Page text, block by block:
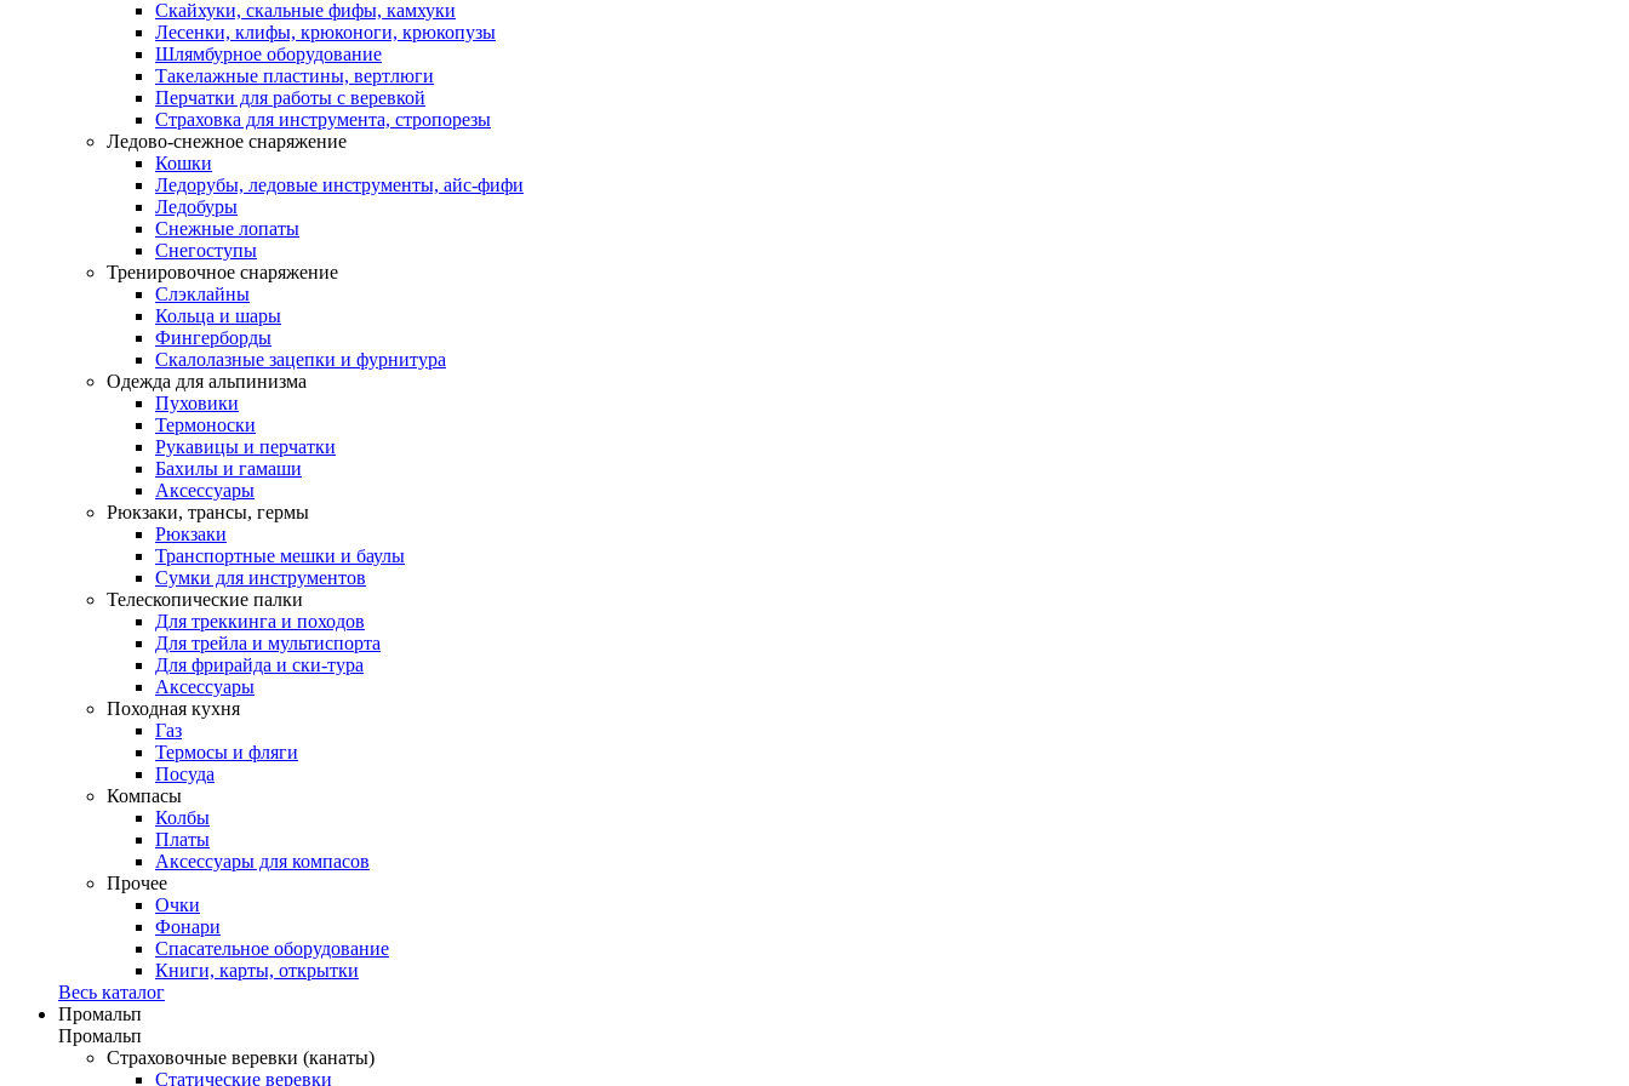
Скайхуки, скальные фифы, камхуки
Лесенки, клифы, крюконоги, крюкопузы
Шлямбурное оборудование
Такелажные пластины, вертлюги
Перчатки для работы с веревкой
Страховка для инструмента, стропорезы
Ледово-снежное снаряжение
Кошки
Ледорубы, ледовые инструменты, айс-фифи
Ледобуры
Снежные лопаты
Снегоступы
Тренировочное снаряжение
Слэклайны
Кольца и шары
Фингерборды
Скалолазные зацепки и фурнитура
Одежда для альпинизма
Пуховики
Термоноски
Рукавицы и перчатки
Бахилы и гамаши
Аксессуары
Рюкзаки, трансы, гермы
Рюкзаки
Транспортные мешки и баулы
Сумки для инструментов
Телескопические палки
Для треккинга и походов
Для трейла и мультиспорта
Для фрирайда и ски-тура
Аксессуары
Походная кухня
Газ
Термосы и фляги
Посуда
Компасы
Колбы
Платы
Аксессуары для компасов
Прочее
Очки
Фонари
Спасательное оборудование
Книги, карты, открытки
Весь каталог
Промальп
Промальп
Страховочные веревки (канаты)
Статические веревки